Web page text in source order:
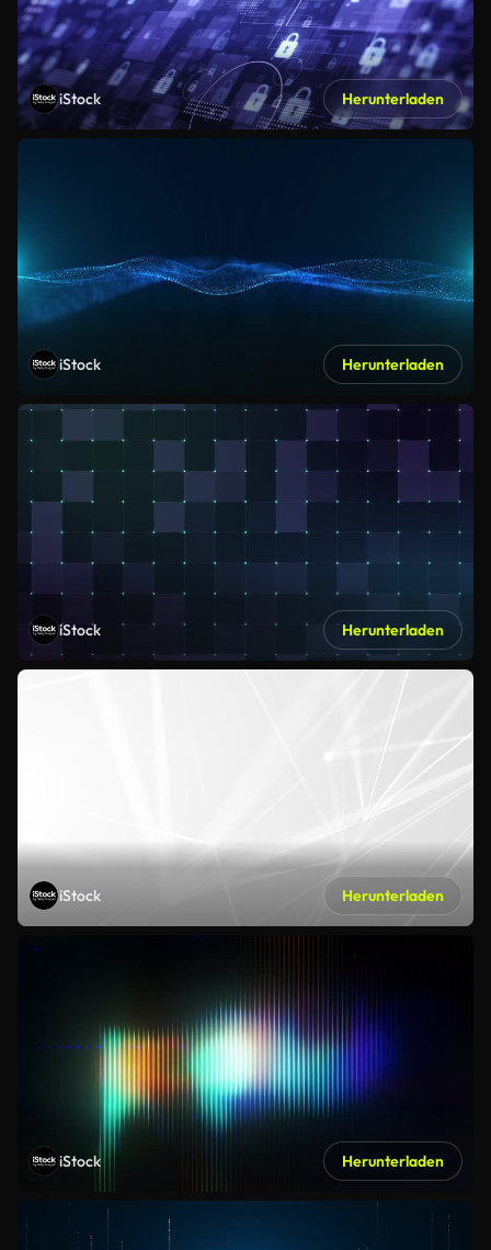
iStock Herunterladen
iStock Herunterladen
iStock Herunterladen
iStock Herunterladen
iStock Herunterladen